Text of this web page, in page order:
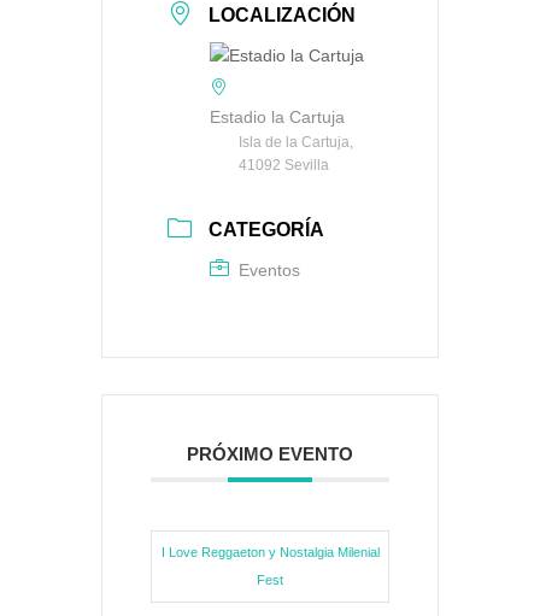
LOCALIZACIÓN
Estadio la Cartuja
Isla de la Cartuja,
41092 Sevilla
CATEGORÍA
Eventos
PRÓXIMO EVENTO
I Love Reggaeton y Nostalgia Milenial
Fest